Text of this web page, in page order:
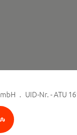
UID-Nr. - ATU